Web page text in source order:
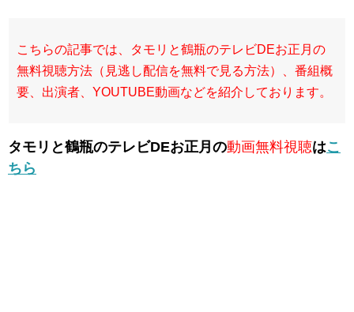
こちらの記事では、タモリと鶴瓶のテレビDEお正月の
無料視聴方法（見逃し配信を無料で見る方法）、番組概
要、出演者、YOUTUBE動画などを紹介しております。
タモリと鶴瓶のテレビDEお正月の動画無料視聴はこ
ちら